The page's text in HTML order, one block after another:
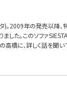
)。2009年の発売以降
した。このソファ
高橋に、詳しく話を聞